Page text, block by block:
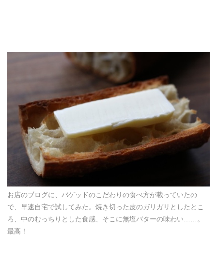
お店のブログに、バゲッドのこだわりの食べ方が載っていたの
で、早速自宅で試してみた。焼き切った皮のガリガリとしたとこ
ろ、中のむっちりとした食感、そこに無塩バターの味わい……。
最高！